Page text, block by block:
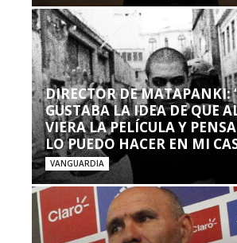
DIRECTOR DE MATAPANKI:
GUSTABA LA IDEA DE QUE
VIERA LA PELÍCULA Y
LO PUEDO HACER EN MI
VANGUARDIA